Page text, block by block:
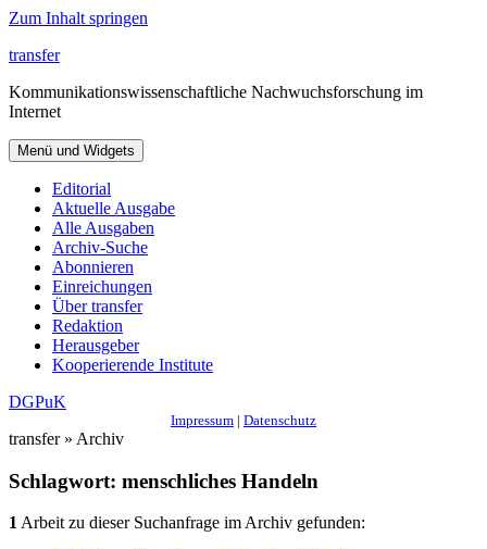
Zum Inhalt springen
transfer
Kommunikationswissenschaftliche Nachwuchsforschung im
Internet
Menü und Widgets
Editorial
Aktuelle Ausgabe
Alle Ausgaben
Archiv-Suche
Abonnieren
Einreichungen
Über transfer
Redaktion
Herausgeber
Kooperierende Institute
DGPuK
Impressum | Datenschutz
transfer » Archiv
Schlagwort: menschliches Handeln
1Arbeit zu dieser Suchanfrage im Archiv gefunden: